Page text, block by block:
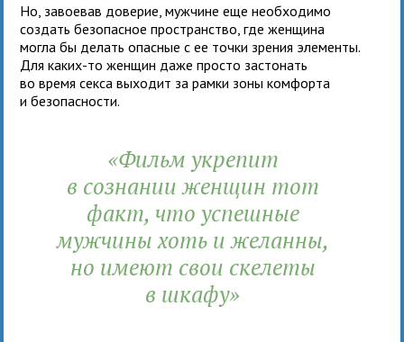
Но, завоевав доверие, мужчине еще необходимо
создать безопасное пространство, где женщина
могла бы делать опасные с ее точки зрения элементы.
Для каких-то женщин даже просто застонать
во время секса выходит за рамки зоны комфорта
и безопасности.
«Фильм укрепит
в сознании женщин тот
факт, что успешные
мужчины хоть и желанны,
но имеют свои скелеты
в шкафу»